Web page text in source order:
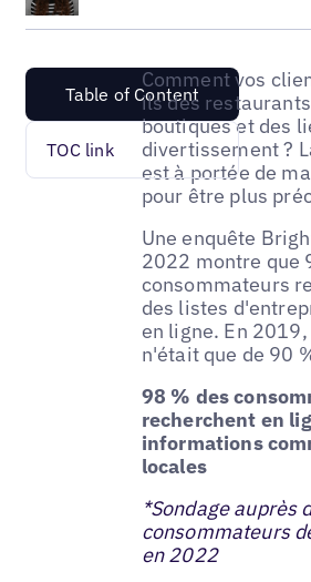
Table of Content
TOC link
Comment vos
ils des
boutiques et des
divertissement ?
est à portée de
pour être plus
Une enquête
2022 montre que
consommateurs
des listes
en ligne. En
n'était que de 90
98 % des
recherchent en
informations
locales
*Sondage auprès
consommateurs
en 2022